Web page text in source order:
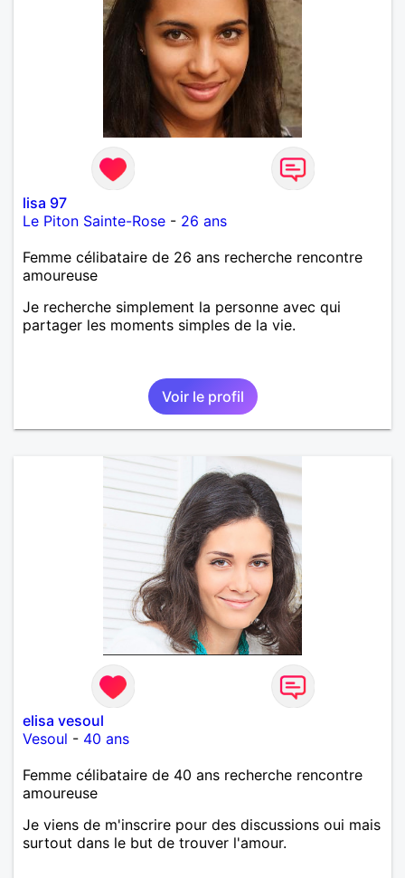
lisa 97
Le Piton Sainte-Rose - 26 ans
Femme célibataire de 26 ans recherche rencontre
amoureuse
Je recherche simplement la personne avec qui
partager les moments simples de la vie.
Voir le profil
elisa vesoul
Vesoul - 40 ans
Femme célibataire de 40 ans recherche rencontre
amoureuse
Je viens de m'inscrire pour des discussions oui mais
surtout dans le but de trouver l'amour.